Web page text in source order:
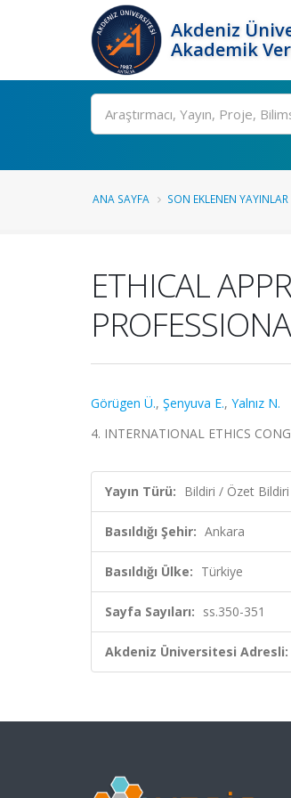
Akdeniz
Akademik
Ara
ANA SAYFA SON EKLENEN YAYINLAR
ETHICAL
Görügen Ü., Şenyuva E., Yalnız N.
4. INTERNATIONAL ETHICS
Yayın Türü: Bildiri / Özet Bildiri
Basıldığı Şehir: Ankara
Basıldığı Ülke: Türkiye
Sayfa Sayıları: ss.350-351
Akdeniz Üniversitesi Adresli: